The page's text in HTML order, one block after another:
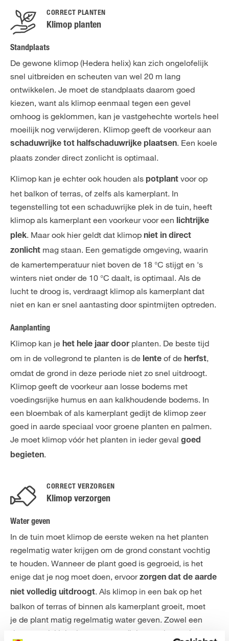
CORRECT PLANTEN
Klimop planten
Standplaats
De gewone klimop (Hedera helix) kan zich ongelofelijk
snel uitbreiden en scheuten van wel 20 m lang
ontwikkelen. Je moet de standplaats daarom goed
kiezen, want als klimop eenmaal tegen een gevel
omhoog is geklommen, kan je vastgehechte wortels heel
moeilijk nog verwijderen. Klimop geeft de voorkeur aan
schaduwrijke tot halfschaduwrijke plaatsen. Een koele
plaats zonder direct zonlicht is optimaal.
Klimop kan je echter ook houden als potplant voor op
het balkon of terras, of zelfs als kamerplant. In
tegenstelling tot een schaduwrijke plek in de tuin, heeft
klimop als kamerplant een voorkeur voor een lichtrijke
plek. Maar ook hier geldt dat klimop niet in direct
zonlicht mag staan. Een gematigde omgeving, waarin
de kamertemperatuur niet boven de 18 °C stijgt en 's
winters niet onder de 10 °C daalt, is optimaal. Als de
lucht te droog is, verdraagt klimop als kamerplant dat
niet en kan er snel aantasting door spintmijten optreden.
Aanplanting
Klimop kan je het hele jaar door planten. De beste tijd
om in de vollegrond te planten is de lente of de herfst,
omdat de grond in deze periode niet zo snel uitdroogt.
Klimop geeft de voorkeur aan losse bodems met
voedingsrijke humus en aan kalkhoudende bodems. In
een bloembak of als kamerplant gedijt de klimop zeer
goed in aarde speciaal voor groene planten en palmen.
Je moet klimop vóór het planten in ieder geval goed
begieten.
CORRECT VERZORGEN
Klimop verzorgen
Water geven
In de tuin moet klimop de eerste weken na het planten
regelmatig water krijgen om de grond constant vochtig
te houden. Wanneer de plant goed is gegroeid, is het
enige dat je nog moet doen, ervoorzorgen dat de aarde
niet volledig uitdroogt. Als klimop in een bak op het
balkon of terras of binnen als kamerplant groeit, moet
je de plant matig regelmatig water geven. Zowel een
droge aardekluit als waterverzadiging verdraagt de